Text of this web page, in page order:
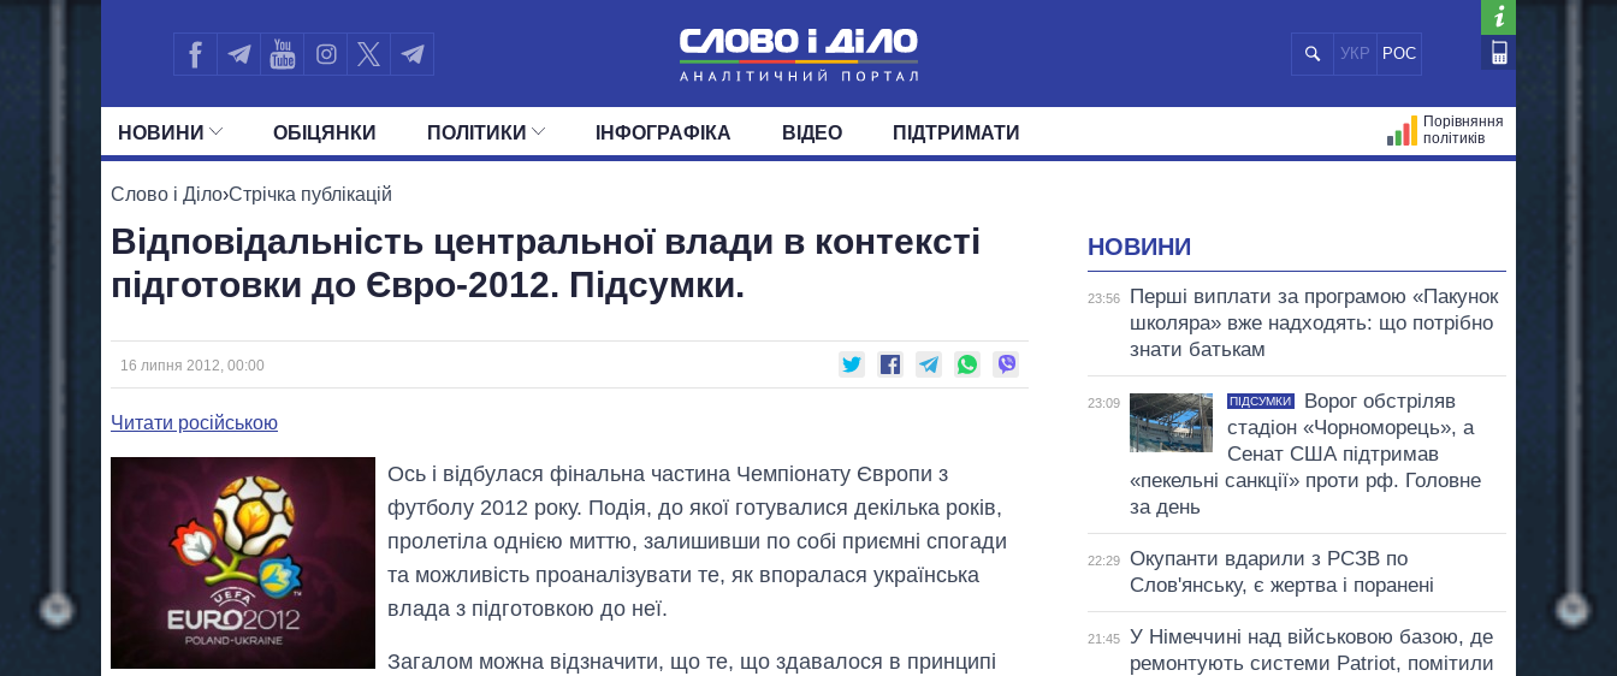
УКР РОС
НОВИНИ
ПОЛІТИКА ЕКОНОМІКА СУСПІЛЬСТВО СВІТ
ОБIЦЯНКИ ПОЛIТИКИ
УСІ ПОЛІТИКИ
ДЕПУТАТИ КОМІТЕТИ ФРАКЦІЇ ОКРУГИ
ІНФОГРАФІКА ВІДЕО ПІДТРИМАТИ
Порівняння
політиків
Слово і Діло›Стрічка публікацій
Відповідальність центральної влади в контексті
підготовки до Євро-2012. Підсумки.
16 липня 2012, 00:00
Читати російською
Ось і відбулася фінальна частина Чемпіонату Європи з
футболу 2012 року. Подія, до якої готувалися декілька років,
пролетіла однією миттю, залишивши по собі приємні спогади
та можливість проаналізувати те, як впоралася українська
влада з підготовкою до неї.
Загалом можна відзначити, що те, що здавалося в принципі
НОВИНИ
23:56
Перші виплати за програмою «Пакунок
школяра» вже надходять: що потрібно
знати батькам
23:09 ПІДСУМКИ
Ворог обстріляв
стадіон «Чорноморець», а
Сенат США підтримав
«пекельні санкції» проти рф. Головне
за день
22:29
Окупанти вдарили з РСЗВ по
Слов'янську, є жертва і поранені
21:45
У Німеччині над військовою базою, де
ремонтують системи Patriot, помітили